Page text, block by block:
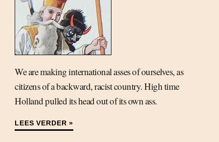
We are making international asses of ourselves, as
citizens of a backward, racist country. High time
Holland pulled its head out of its own ass.
LEES VERDER »